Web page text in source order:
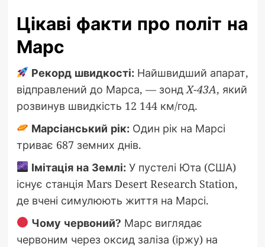
Цікаві факти про політ на
Марс
Рекорд швидкості: Найшвидший апарат,
відправлений до Марса, — зонд X-43A, який
розвинув швидкість 12 144 км/год.
Марсіанський рік: Один рік на Марсі
триває 687 земних днів.
Імітація на Землі: У пустелі Юта (США)
існує станція Mars Desert Research Station,
де вчені симулюють життя на Марсі.
Чому червоний? Марс виглядає
червоним через оксид заліза (іржу) на